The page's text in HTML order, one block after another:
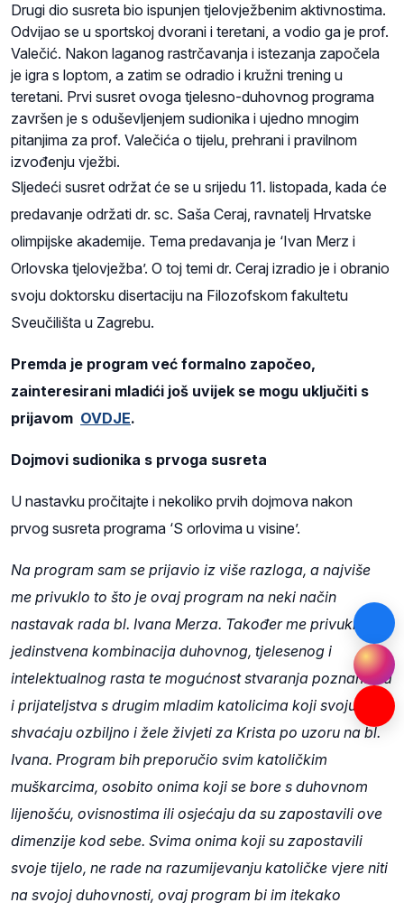
Drugi dio susreta bio ispunjen tjelovježbenim aktivnostima.
Odvijao se u sportskoj dvorani i teretani, a vodio ga je prof.
Valečić. Nakon laganog rastrčavanja i istezanja započela
je igra s loptom, a zatim se odradio i kružni trening u
teretani. Prvi susret ovoga tjelesno-duhovnog programa
završen je s oduševljenjem sudionika i ujedno mnogim
pitanjima za prof. Valečića o tijelu, prehrani i pravilnom
izvođenju vježbi.
Sljedeći susret održat će se u srijedu 11. listopada, kada će
predavanje održati dr. sc. Saša Ceraj, ravnatelj Hrvatske
olimpijske akademije. Tema predavanja je ‘Ivan Merz i
Orlovska tjelovježba’. O toj temi dr. Ceraj izradio je i obranio
svoju doktorsku disertaciju na Filozofskom fakultetu
Sveučilišta u Zagrebu.
Premda je program već formalno započeo,
zainteresirani mladići još uvijek se mogu uključiti s
prijavom OVDJE.
Dojmovi sudionika s prvoga susreta
U nastavku pročitajte i nekoliko prvih dojmova nakon
prvog susreta programa ‘S orlovima u visine’.
Na program sam se prijavio iz više razloga, a najviše
me privuklo to što je ovaj program na neki način
nastavak rada bl. Ivana Merza. Također me privukla i
jedinstvena kombinacija duhovnog, tjelesenog i
intelektualnog rasta te mogućnost stvaranja poznanstva
i prijateljstva s drugim mladim katolicima koji svoju vjeru
shvaćaju ozbiljno i žele živjeti za Krista po uzoru na bl.
Ivana. Program bih preporučio svim katoličkim
muškarcima, osobito onima koji se bore s duhovnom
lijenošću, ovisnostima ili osjećaju da su zapostavili ove
dimenzije kod sebe. Svima onima koji su zapostavili
svoje tijelo, ne rade na razumijevanju katoličke vjere niti
na svojoj duhovnosti, ovaj program bi im itekako